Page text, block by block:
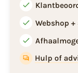
Webshop
Hulp of